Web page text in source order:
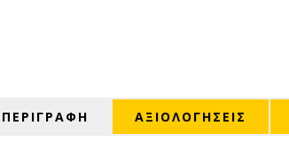
ΠΕΡΙΓΡΑΦΗ ΑΞΙΟΛΟΓΉΣΕΙΣ